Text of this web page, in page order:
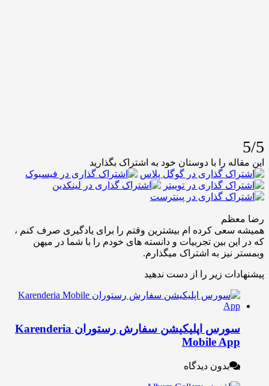
را با دوستان خود به اشتراک بگذارید
کرده ام بیشترین وقتم را برای یادگیری صرف کنم ،
بین تجربیات و دانسته های خودم را با شما در میهن
نیز به اشتراک میگذارم.
زیر را از دست ندهید
سورس اپلیکیشن سفارش رستوران Karenderia
Mobile
بدون دیدگاه